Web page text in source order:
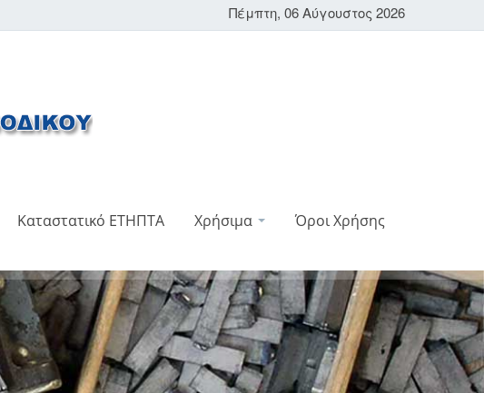
Πέμπτη, 06 Αύγουστος 2026
Καταστατικό ΕΤΗΠΤΑ Χρήσιμα Όροι Χρήσης